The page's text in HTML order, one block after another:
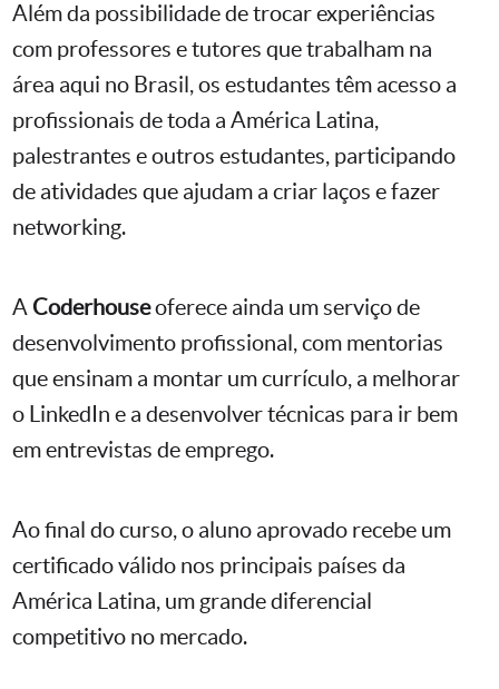
Além da possibilidade de trocar experiências
com professores e tutores que trabalham na
área aqui no Brasil, os estudantes têm acesso a
profissionais de toda a América Latina,
palestrantes e outros estudantes, participando
de atividades que ajudam a criar laços e fazer
networking.
A Coderhouseoferece ainda um serviço de
desenvolvimento profissional, com mentorias
que ensinam a montar um currículo, a melhorar
o LinkedIn e a desenvolver técnicas para ir bem
em entrevistas de emprego.
Ao final do curso, o aluno aprovado recebe um
certificado válido nos principais países da
América Latina, um grande diferencial
competitivo no mercado.